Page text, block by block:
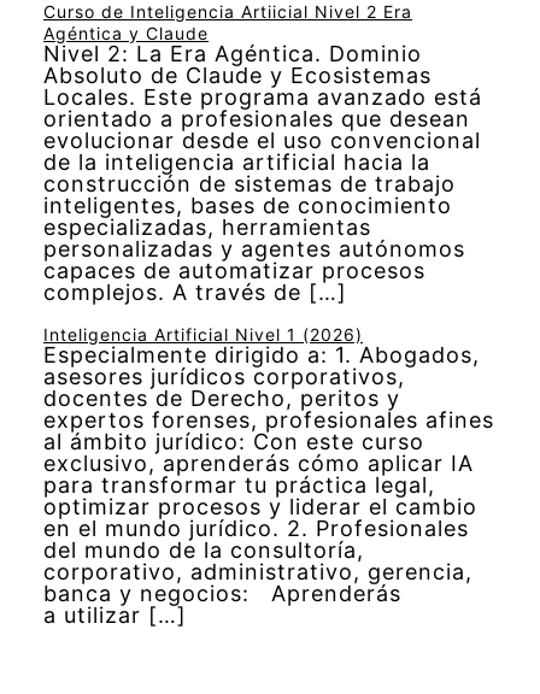
Curso de Inteligencia Artiicial Nivel 2 Era
Agéntica y Claude
Nivel 2: La Era Agéntica. Dominio
Absoluto de Claude y Ecosistemas
Locales. Este programa avanzado está
orientado a profesionales que desean
evolucionar desde el uso convencional
de la inteligencia artificial hacia la
construcción de sistemas de trabajo
inteligentes, bases de conocimiento
especializadas, herramientas
personalizadas y agentes autónomos
capaces de automatizar procesos
complejos. A través de […]
Inteligencia Artificial Nivel 1 (2026)
Especialmente dirigido a: 1. Abogados,
asesores jurídicos corporativos,
docentes de Derecho, peritos y
expertos forenses, profesionales afines
al ámbito jurídico: Con este curso
exclusivo, aprenderás cómo aplicar IA
para transformar tu práctica legal,
optimizar procesos y liderar el cambio
en el mundo jurídico. 2. Profesionales
del mundo de la consultoría,
corporativo, administrativo, gerencia,
banca y negocios: Aprenderás
a utilizar […]